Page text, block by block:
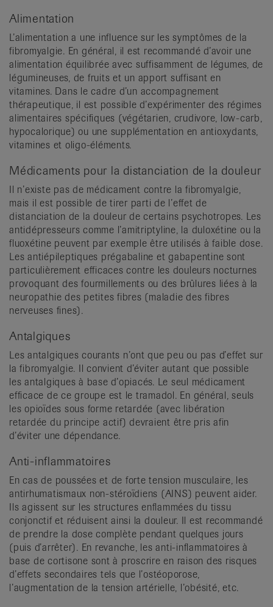
Alimentation
L’alimentation a une influence sur les symptômes de la
fibromyalgie. En général, il est recommandé d’avoir une
alimentation équilibrée avec suffisamment de légumes, de
légumineuses, de fruits et un apport suffisant en
vitamines. Dans le cadre d’un accompagnement
thérapeutique, il est possible d’expérimenter des régimes
alimentaires spécifiques (végétarien, crudivore, low-carb,
hypocalorique) ou une supplémentation en antioxydants,
vitamines et oligo-éléments.
Médicaments pour la distanciation de la douleur
Il n’existe pas de médicament contre la fibromyalgie,
mais il est possible de tirer parti de l’effet de
distanciation de la douleur de certains psychotropes. Les
antidépresseurs comme l’amitriptyline, la duloxétine ou la
fluoxétine peuvent par exemple être utilisés à faible dose.
Les antiépileptiques prégabaline et gabapentine sont
particulièrement efficaces contre les douleurs nocturnes
provoquant des fourmillements ou des brûlures liées à la
neuropathie des petites fibres (maladie des fibres
nerveuses fines).
Antalgiques
Les antalgiques courants n’ont que peu ou pas d’effet sur
la fibromyalgie. Il convient d’éviter autant que possible
les antalgiques à base d’opiacés. Le seul médicament
efficace de ce groupe est le tramadol. En général, seuls
les opioïdes sous forme retardée (avec libération
retardée du principe actif) devraient être pris afin
d’éviter une dépendance.
Anti-inflammatoires
En cas de poussées et de forte tension musculaire, les
antirhumatismaux non-stéroïdiens (AINS) peuvent aider.
Ils agissent sur les structures enflammées du tissu
conjonctif et réduisent ainsi la douleur. Il est recommandé
de prendre la dose complète pendant quelques jours
(puis d’arrêter). En revanche, les anti-inflammatoires à
base de cortisone sont à proscrire en raison des risques
d’effets secondaires tels que l’ostéoporose,
l’augmentation de la tension artérielle, l’obésité, etc.